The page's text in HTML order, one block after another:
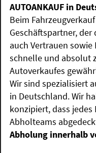
AUTOANKAUF in
Beim
Geschäftspartner,
auch Vertrauen
schnelle und absolut
Autoverkaufes
Wir sind spezialisiert
in Deutschland. Wir
konzipiert, dass
Abholteams
Abholung innerhalb